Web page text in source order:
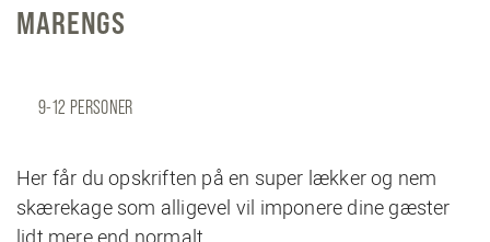
MARENGS
9-12 PERSONER
Her får du opskriften på en super lækker og nem
skærekage som alligevel vil imponere dine gæster